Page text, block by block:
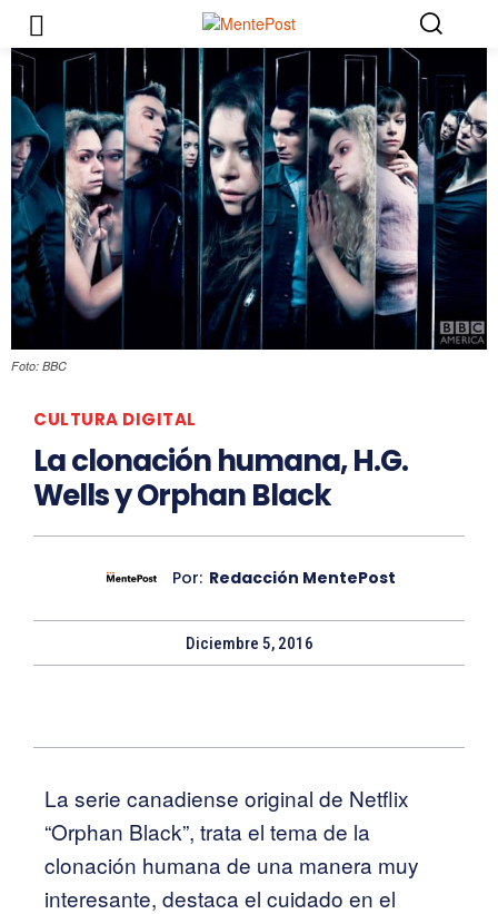
Foto: BBC
CULTURA DIGITAL
La clonación humana, H.G.
Wells y Orphan Black
Por: Redacción MentePost
Diciembre 5, 2016
La serie canadiense original de Netflix
“Orphan Black”, trata el tema de la
clonación humana de una manera muy
interesante, destaca el cuidado en el